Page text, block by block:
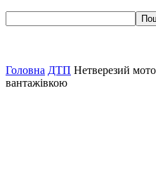
Головна ДТП Нетверезий
вантажівкою